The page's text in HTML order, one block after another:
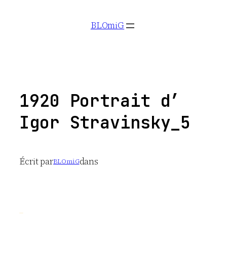
BLOmiG
1920 Portrait d’
Igor Stravinsky_5
Écrit parBLOmiGdans